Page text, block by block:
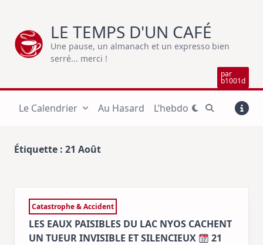
content
LE TEMPS D'UN CAFÉ
Une pause, un almanach et un expresso bien
serré... merci !
par
b1001d
Le Calendrier Au Hasard L’hebdo
Étiquette : 21 Août
Catastrophe & Accident
LES EAUX PAISIBLES DU LAC NYOS CACHENT
UN TUEUR INVISIBLE ET SILENCIEUX
21